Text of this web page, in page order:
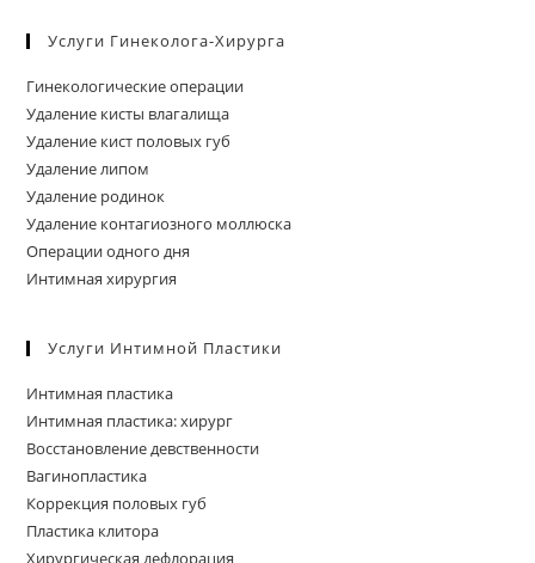
Услуги Гинеколога-Хирурга
Гинекологические операции
Удаление кисты влагалища
Удаление кист половых губ
Удаление липом
Удаление родинок
Удаление контагиозного моллюска
Операции одного дня
Интимная хирургия
Услуги Интимной Пластики
Интимная пластика
Интимная пластика: хирург
Восстановление девственности
Вагинопластика
Коррекция половых губ
Пластика клитора
Хирургическая дефлорация